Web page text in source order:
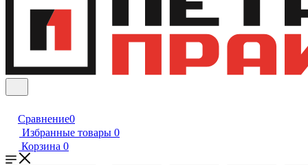
Сравнение0
Избранные товары 0
Корзина 0